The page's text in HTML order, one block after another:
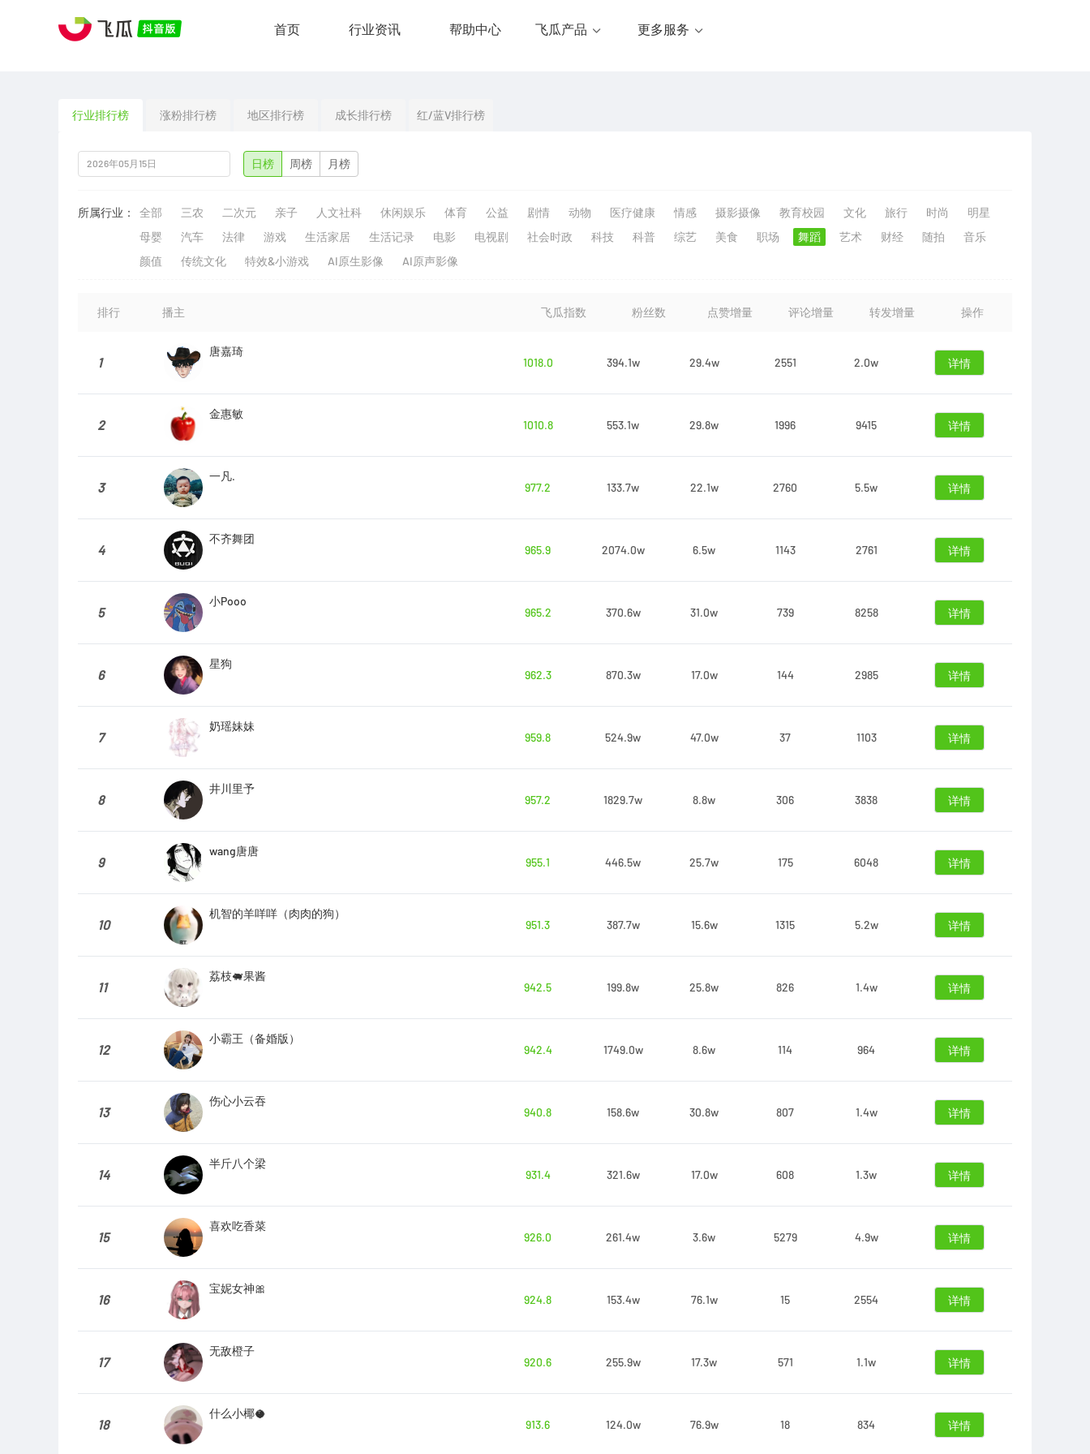
首页 行业资讯 帮助中心 飞瓜产品 更多服务
行业排行榜 涨粉排行榜 地区排行榜 成长排行榜 红/蓝V排行榜
日榜 周榜 月榜
所属行业： 全部 三农 二次元 亲子 人文社科 休闲娱乐 体育 公益 剧情 动物 医疗健康 情感 摄影摄像 教育校园 文化 旅行 时尚
明星
母婴
汽车 法律 游戏 生活家居 生活记录 电影 电视剧 社会时政 科技 科普 综艺 美食 职场 舞蹈 艺术 财经 随拍
音乐
颜值
传统文化 特效&小游戏 AI原生影像 AI原声影像
排行 播主 飞瓜指数 粉丝数 点赞增量 评论增量 转发增量 操作
1
唐嘉琦
1018.0
394.1w 29.4w 2551 2.0w 详情
2
金惠敏
1010.8
553.1w 29.8w 1996 9415 详情
3
一凡.
977.2
133.7w 22.1w 2760 5.5w 详情
4
不齐舞团
965.9
2074.0w 6.5w 1143 2761 详情
5
小Pooo
965.2
370.6w 31.0w 739 8258 详情
6
星狗
962.3
870.3w 17.0w 144 2985 详情
7
奶瑶妹妹
959.8
524.9w 47.0w 37 1103 详情
8
井川里予
957.2
1829.7w 8.8w 306 3838 详情
9
wang唐唐
955.1
446.5w 25.7w 175 6048 详情
10
机智的羊咩咩（肉肉的狗）
951.3
387.7w 15.6w 1315 5.2w 详情
11
荔枝🐖果酱
942.5
199.8w 25.8w 826 1.4w 详情
12
小霸王（备婚版）
942.4
1749.0w 8.6w 114 964 详情
13
伤心小云吞
940.8
158.6w 30.8w 807 1.4w 详情
14
半斤八个梁
931.4
321.6w 17.0w 608 1.3w 详情
15
喜欢吃香菜
926.0
261.4w 3.6w 5279 4.9w 详情
16
宝妮女神🎀
924.8
153.4w 76.1w 15 2554 详情
17
无敌橙子
920.6
255.9w 17.3w 571 1.1w 详情
18
什么小椰🥥
913.6
124.0w 76.9w 18 834 详情